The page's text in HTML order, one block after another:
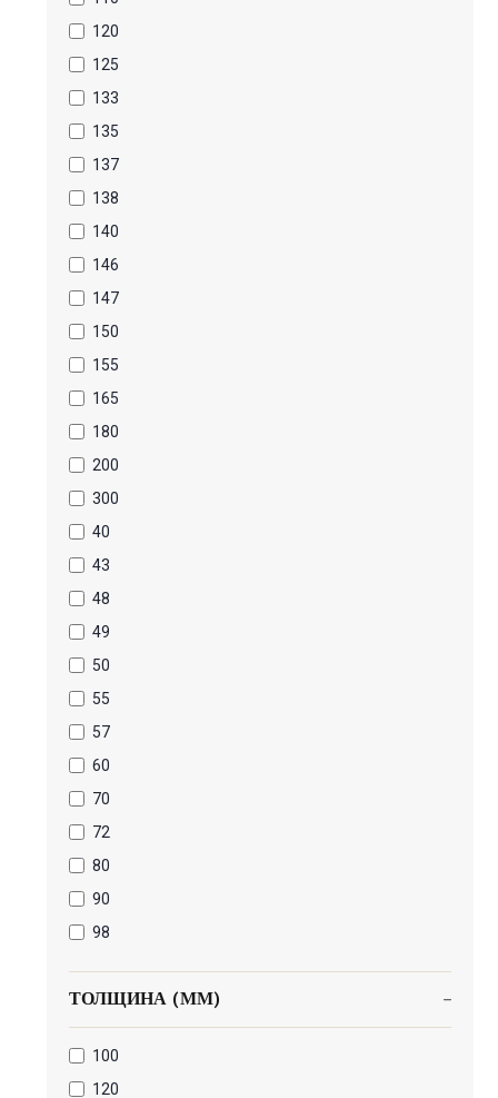
120
125
133
135
137
138
140
146
147
150
155
165
180
200
300
40
43
48
49
50
55
57
60
70
72
80
90
98
ТОЛЩИНА (ММ)
100
120